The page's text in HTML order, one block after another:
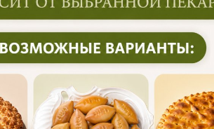
и
пироги с
и
для
или
для
морса
в
Сбалансированный,
по-домашнему
вариант.
и овощных пирогов
дополняется нежным
вкусом. Начинки
так, чтобы подойти
семейного стола и
встреч. Отличный
компании и
застолья.Подробнее...
11 835₽ В